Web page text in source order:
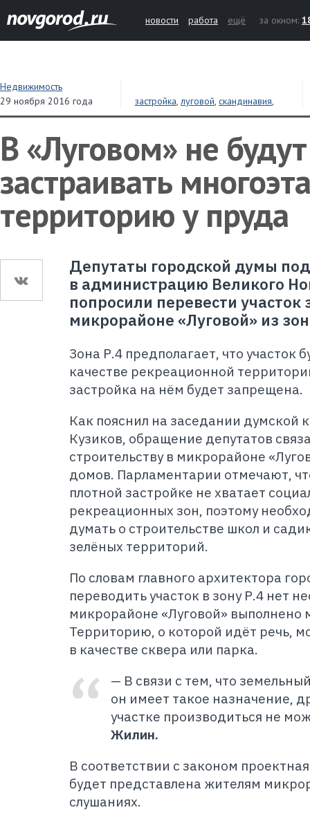
новости работа ещё за окном:
Недвижимость
29 ноября 2016 года
застройка, луговой, скандинавия,
депутаты
В «Луговом» не будут
застраивать
территорию у пруда
Депутаты городской думы
в администрацию Великого
попросили перевести участок
микрорайоне «Луговой» из
Зона Р.4 предполагает, что участок
качестве рекреационной
застройка на нём будет запрещена.
Как пояснил на заседании думской
Кузиков, обращение депутатов
строительству в микрорайоне
домов. Парламентарии отмечают,
плотной застройке не хватает
рекреационных зон, поэтому
думать о строительстве школ и
зелёных территорий.
По словам главного архитектора
переводить участок в зону Р.4 нет
микрорайоне «Луговой»
Территорию, о которой идёт речь,
в качестве сквера или парка.
— В связи с тем, что
он имеет такое назначение,
участке производиться не
Жилин.
В соответствии с законом
будет представлена жителям
слушаниях.